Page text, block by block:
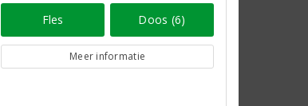
Fles Doos (6)
Meer informatie